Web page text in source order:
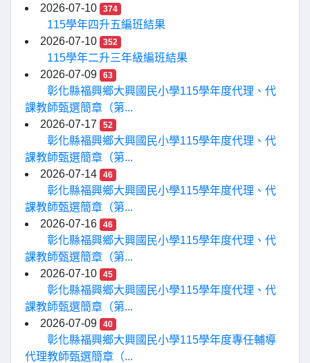
2026-07-10
374
115學年四升五編班結果
2026-07-10
352
115學年二升三年級編班結果
2026-07-09
63
彰化縣福興鄉大興國民小學115學年度代理、代
課教師甄選簡章（第...
2026-07-17
52
彰化縣福興鄉大興國民小學115學年度代理、代
課教師甄選簡章（第...
2026-07-14
46
彰化縣福興鄉大興國民小學115學年度代理、代
課教師甄選簡章（第...
2026-07-16
46
彰化縣福興鄉大興國民小學115學年度代理、代
課教師甄選簡章（第...
2026-07-10
45
彰化縣福興鄉大興國民小學115學年度代理、代
課教師甄選簡章（第...
2026-07-09
40
彰化縣福興鄉大興國民小學115學年度專任輔導
代理教師甄選簡章（...